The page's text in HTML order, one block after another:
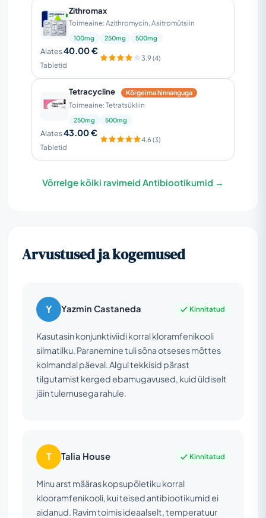
Zithromax
Toimeaine: Azithromycin, Asitromütsiin
100mg 250mg 500mg
Alates40.00 €
Tabletid
3.9 (4)
Tetracycline Kõrgeima hinnanguga
Toimeaine: Tetratsükliin
250mg 500mg
Alates43.00 €
Tabletid
4.6 (3)
Võrrelge kõiki ravimeid Antibiootikumid →
Arvustused ja kogemused
Y Yazmin Castaneda Kinnitatud
Kasutasin konjunktiviidi korral kloramfenikooli
silmatilku. Paranemine tuli sõna otseses mõttes
kolmandal päeval. Algul tekkisid pärast
tilgutamist kerged ebamugavused, kuid üldiselt
jäin tulemusega rahule.
T Talia House Kinnitatud
Minu arst määras kopsupõletiku korral
klooramfenikooli, kui teised antibiootikumid ei
aidanud. Ravim toimis ideaalselt, temperatuur